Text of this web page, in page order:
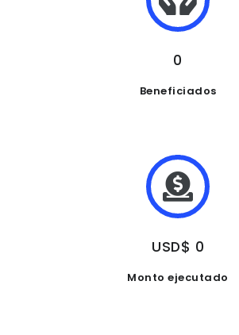
0
Beneficiados
USD$ 0
Monto ejecutado